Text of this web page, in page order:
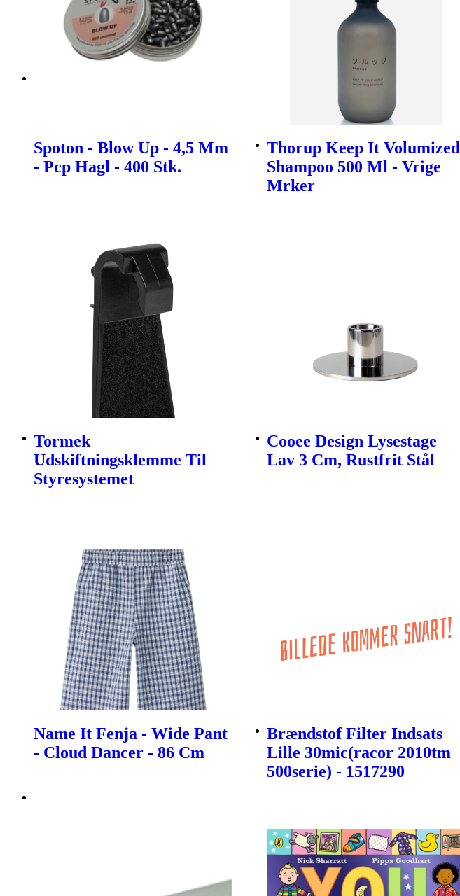
Spoton - Blow Up - 4,5 Mm
- Pcp Hagl - 400 Stk.
Thorup Keep It Volumized
Shampoo 500 Ml - Vrige
Mrker
Tormek
Udskiftningsklemme Til
Styresystemet
Cooee Design Lysestage
Lav 3 Cm, Rustfrit Stål
Name It Fenja - Wide Pant
- Cloud Dancer - 86 Cm
Brændstof Filter Indsats
Lille 30mic(racor 2010tm
500serie) - 1517290